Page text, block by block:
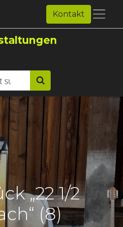
Kontakt
„22 1/2
(8)